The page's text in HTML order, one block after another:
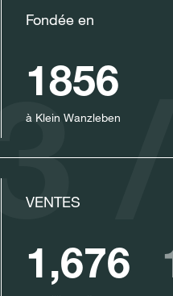
Fondée en
1856
à Klein Wanzleben
VENTES
1,676